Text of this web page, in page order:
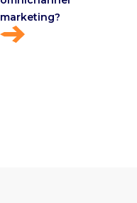
marketing?